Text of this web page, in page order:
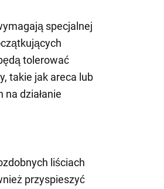
specjalnej
tolerować
takie jak areca lub
na działanie
liściach
przyspieszyć